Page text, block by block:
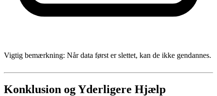
Vigtig bemærkning: Når data først er slettet, kan de ikke gendannes.
Konklusion og Yderligere Hjælp